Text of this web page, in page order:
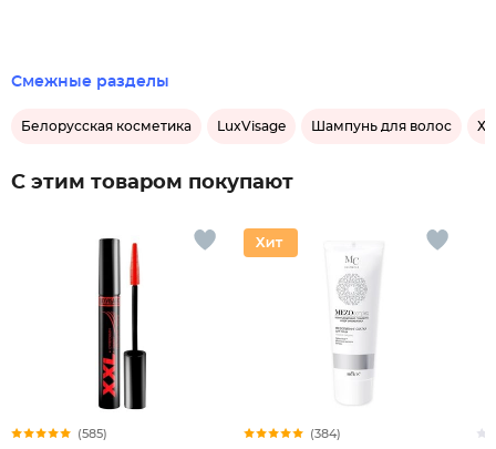
Смежные разделы
Белорусская косметика LuxVisage Шампунь для волос
С этим товаром покупают
(585) (384)